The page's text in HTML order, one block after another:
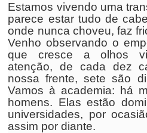
Estamos vivendo uma
parece estar tudo de
onde nunca choveu, faz
Venho observando o
que cresce a olhos
atenção, de cada dez
nossa frente, sete são
Vamos à academia: há
homens. Elas estão
universidades, por
assim por diante.